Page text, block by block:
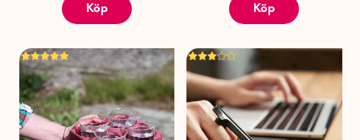
Köp Köp